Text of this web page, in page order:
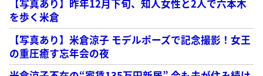
【写真あり】昨年12月下旬、知人女性と2人で六本木
を歩く米倉
【写真あり】米倉涼子 モデルポーズで記念撮影！女王
の重圧癒す忘年会の夜